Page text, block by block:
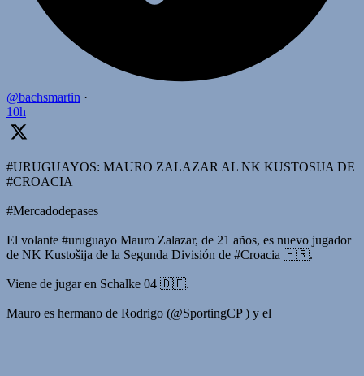
@bachsmartin ·
10h
#URUGUAYOS: MAURO ZALAZAR AL NK KUSTOSIJA DE
#CROACIA
#Mercadodepases
El volante #uruguayo Mauro Zalazar, de 21 años, es nuevo jugador
de NK Kustošija de la Segunda División de #Croacia 🇭🇷.
Viene de jugar en Schalke 04 🇩🇪.
Mauro es hermano de Rodrigo (@SportingCP ) y el